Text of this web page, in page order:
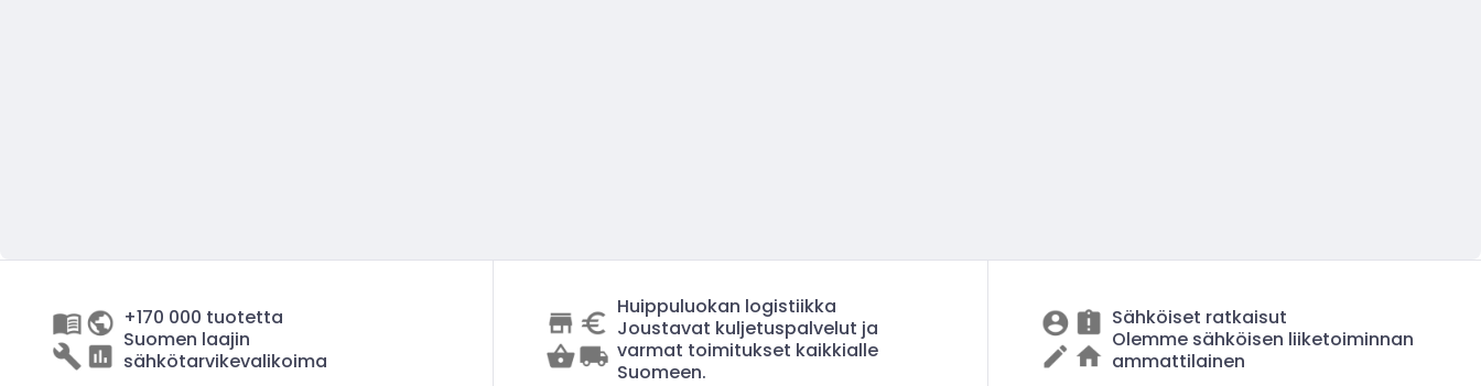
+170 000 tuotetta
Suomen laajin
sähkötarvikevalikoima
Huippuluokan logistiikka
Joustavat kuljetuspalvelut ja
varmat toimitukset kaikkialle
Suomeen.
Sähköiset ratkaisut
Olemme sähköisen liiketoiminnan
ammattilainen